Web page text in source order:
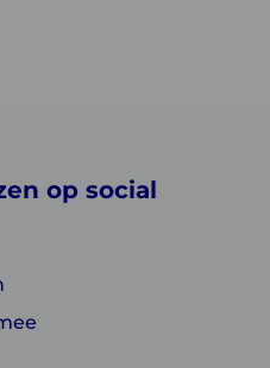
op social